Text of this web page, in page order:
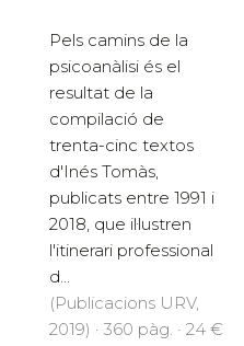
Pels camins de la
psicoanàlisi és el
resultat de la
compilació de
trenta-cinc textos
d'Inés Tomàs,
publicats entre 1991 i
2018, que il·lustren
l'itinerari professional
d...
(Publicacions URV,
2019) · 360 pàg. · 24 €